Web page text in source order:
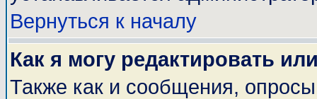
Вернуться к началу
Как я могу редактировать
Также как и сообщения, опросы